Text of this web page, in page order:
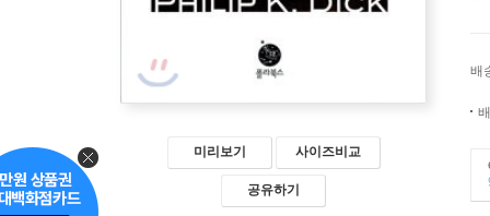
미리보기 사이즈비교
공유하기
배